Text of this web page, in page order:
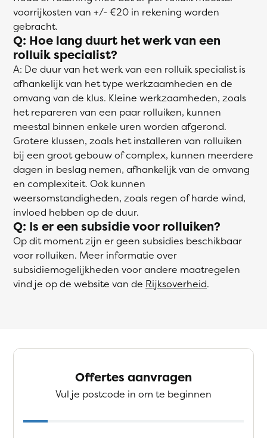
voorrijkosten van +/- €20 in rekening worden
gebracht.
Q: Hoe lang duurt het werk van een
rolluik specialist?
A: De duur van het werk van een rolluik specialist is
afhankelijk van het type werkzaamheden en de
omvang van de klus. Kleine werkzaamheden, zoals
het repareren van een paar rolluiken, kunnen
meestal binnen enkele uren worden afgerond.
Grotere klussen, zoals het installeren van rolluiken
bij een groot gebouw of complex, kunnen meerdere
dagen in beslag nemen, afhankelijk van de omvang
en complexiteit. Ook kunnen
weersomstandigheden, zoals regen of harde wind,
invloed hebben op de duur.
Q: Is er een subsidie voor rolluiken?
Op dit moment zijn er geen subsidies beschikbaar
voor rolluiken. Meer informatie over
subsidiemogelijkheden voor andere maatregelen
vind je op de website van de Rijksoverheid.
Offertes aanvragen
Vul je postcode in om te beginnen